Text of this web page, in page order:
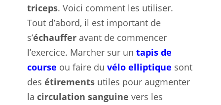
triceps. Voici comment les utiliser.
Tout d’abord, il est important de
s’échauffer avant de commencer
l’exercice. Marcher sur un tapis de
course ou faire du vélo elliptique sont
des étirements utiles pour augmenter
la circulation sanguine vers les